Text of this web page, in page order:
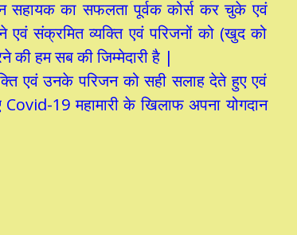
सहायक का सफलता पूर्वक कोर्स कर चुके एवं
संक्रमित व्यक्ति एवं परिजनों को (खुद को
की हम सब की जिम्मेदारी है |
एवं उनके परिजन को सही सलाह देते हुए एवं
19 महामारी के खिलाफ अपना योगदान